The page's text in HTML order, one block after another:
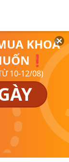
KHOÁ
10-12/08)